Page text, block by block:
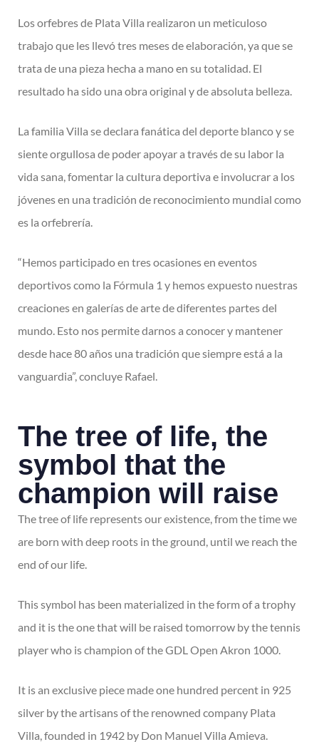
Los orfebres de Plata Villa realizaron un meticuloso
trabajo que les llevó tres meses de elaboración, ya que se
trata de una pieza hecha a mano en su totalidad. El
resultado ha sido una obra original y de absoluta belleza.
La familia Villa se declara fanática del deporte blanco y se
siente orgullosa de poder apoyar a través de su labor la
vida sana, fomentar la cultura deportiva e involucrar a los
jóvenes en una tradición de reconocimiento mundial como
es la orfebrería.
“Hemos participado en tres ocasiones en eventos
deportivos como la Fórmula 1 y hemos expuesto nuestras
creaciones en galerías de arte de diferentes partes del
mundo. Esto nos permite darnos a conocer y mantener
desde hace 80 años una tradición que siempre está a la
vanguardia”, concluye Rafael.
The tree of life, the
symbol that the
champion will raise
The tree of life represents our existence, from the time we
are born with deep roots in the ground, until we reach the
end of our life.
This symbol has been materialized in the form of a trophy
and it is the one that will be raised tomorrow by the tennis
player who is champion of the GDL Open Akron 1000.
It is an exclusive piece made one hundred percent in 925
silver by the artisans of the renowned company Plata
Villa, founded in 1942 by Don Manuel Villa Amieva.